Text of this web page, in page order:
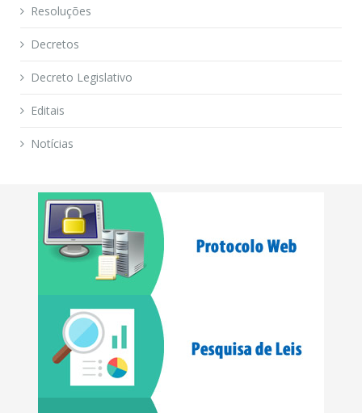
Resoluções
Decretos
Decreto Legislativo
Editais
Notícias